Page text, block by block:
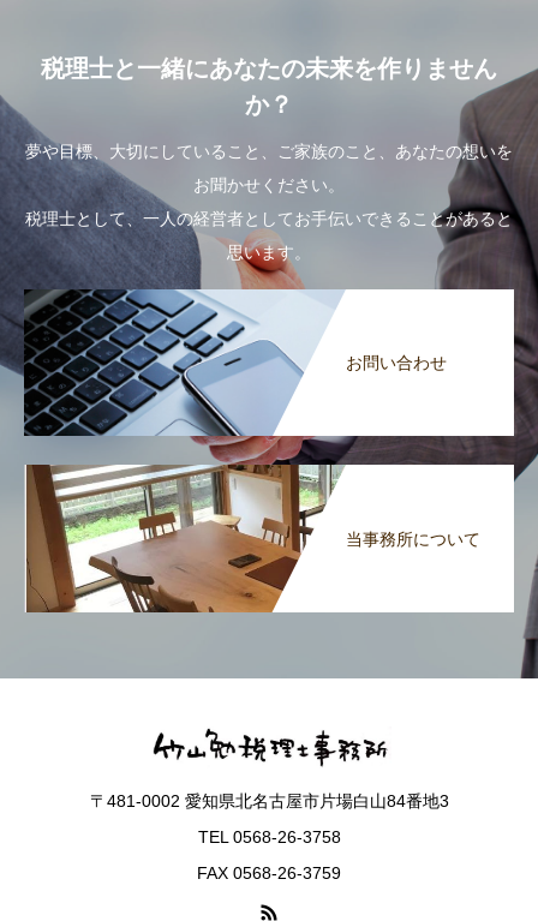
税理士と一緒にあなたの未来を作りません
か？
夢や目標、大切にしていること、ご家族のこと、あなたの想いを
お聞かせください。
税理士として、一人の経営者としてお手伝いできることがあると
思います。
お問い合わせ
当事務所について
〒481-0002 愛知県北名古屋市片場白山84番地3
TEL 0568-26-3758
FAX 0568-26-3759